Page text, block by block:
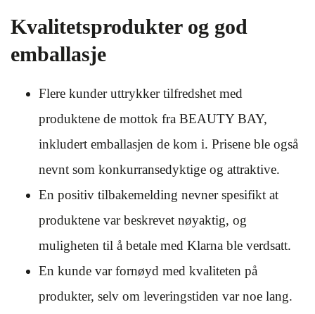
Kvalitetsprodukter og god
emballasje
Flere kunder uttrykker tilfredshet med
produktene de mottok fra BEAUTY BAY,
inkludert emballasjen de kom i. Prisene ble også
nevnt som konkurransedyktige og attraktive.
En positiv tilbakemelding nevner spesifikt at
produktene var beskrevet nøyaktig, og
muligheten til å betale med Klarna ble verdsatt.
En kunde var fornøyd med kvaliteten på
produkter, selv om leveringstiden var noe lang.